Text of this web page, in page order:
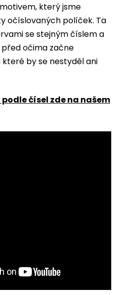
který jsme
očíslovaných políček. Ta
se stejným číslem a
očima začne
by se nestyděl ani
čísel zde na našem